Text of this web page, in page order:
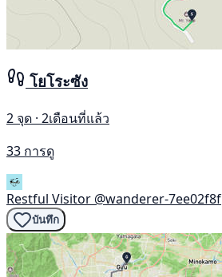
โยโระซัง
2 จุด · 2เดือนที่แล้ว
33 การดู
Restful Visitor @wanderer-7ee02f8f
บันทึก